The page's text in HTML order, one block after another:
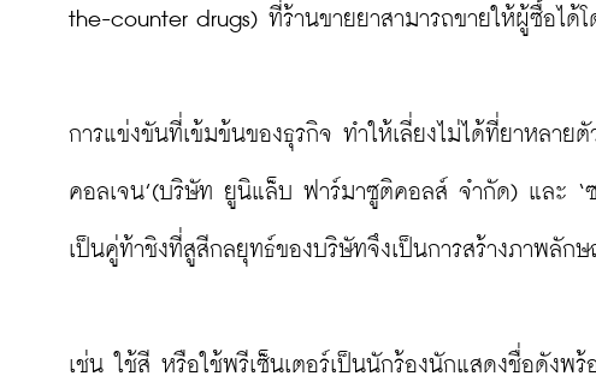
the-counter drugs) ที่ร้านขายยาสามารถขายให้ผู้ซื้อได้
การแข่งขันที่เข้มข้นของธุรกิจ ทำให้เลี่ยงไม่ได้ที่ยาหลา
คอลเจน’(บริษัท ยูนิแล็บ ฟาร์มาซูติคอลส์ จำกัด) และ ‘
เป็นคู่ท้าชิงที่สูสีกลยุทธ์ของบริษัทจึงเป็นการสร้างภาพลัก
เช่น ใช้สี หรือใช้พรีเซ็นเตอร์เป็นนักร้องนักแสดงชื่อดังพ